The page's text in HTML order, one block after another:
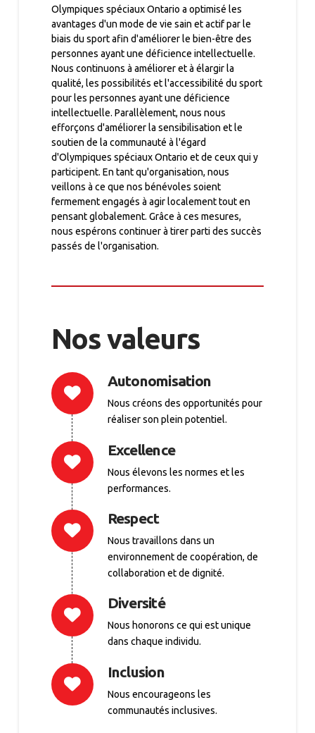
Olympiques spéciaux Ontario a optimisé les
avantages d'un mode de vie sain et actif par le
biais du sport afin d'améliorer le bien-être des
personnes ayant une déficience intellectuelle.
Nous continuons à améliorer et à élargir la
qualité, les possibilités et l'accessibilité du sport
pour les personnes ayant une déficience
intellectuelle. Parallèlement, nous nous
efforçons d'améliorer la sensibilisation et le
soutien de la communauté à l'égard
d'Olympiques spéciaux Ontario et de ceux qui y
participent. En tant qu'organisation, nous
veillons à ce que nos bénévoles soient
fermement engagés à agir localement tout en
pensant globalement. Grâce à ces mesures,
nous espérons continuer à tirer parti des succès
passés de l'organisation.
Nos valeurs
Autonomisation
Nous créons des opportunités pour
réaliser son plein potentiel.
Excellence
Nous élevons les normes et les
performances.
Respect
Nous travaillons dans un
environnement de coopération, de
collaboration et de dignité.
Diversité
Nous honorons ce qui est unique
dans chaque individu.
Inclusion
Nous encourageons les
communautés inclusives.